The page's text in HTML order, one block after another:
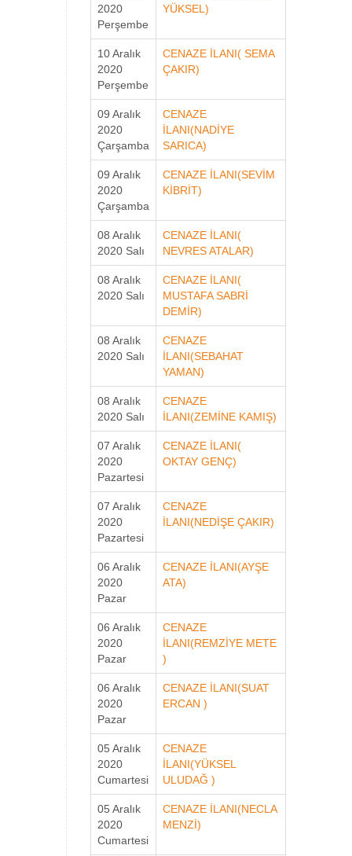
2020
Perşembe
YÜKSEL)
10 Aralık
2020
Perşembe
CENAZE İLANI( SEMA
ÇAKIR)
09 Aralık
2020
Çarşamba
CENAZE
İLANI(NADİYE
SARICA)
09 Aralık
2020
Çarşamba
CENAZE İLANI(SEVİM
KİBRİT)
08 Aralık
2020 Salı
CENAZE İLANI(
NEVRES ATALAR)
08 Aralık
2020 Salı
CENAZE İLANI(
MUSTAFA SABRİ
DEMİR)
08 Aralık
2020 Salı
CENAZE
İLANI(SEBAHAT
YAMAN)
08 Aralık
2020 Salı
CENAZE
İLANI(ZEMİNE KAMIŞ)
07 Aralık
2020
Pazartesi
CENAZE İLANI(
OKTAY GENÇ)
07 Aralık
2020
Pazartesi
CENAZE
İLANI(NEDİŞE ÇAKIR)
06 Aralık
2020
Pazar
CENAZE İLANI(AYŞE
ATA)
06 Aralık
2020
Pazar
CENAZE
İLANI(REMZİYE METE
)
06 Aralık
2020
Pazar
CENAZE İLANI(SUAT
ERCAN )
05 Aralık
2020
Cumartesi
CENAZE
İLANI(YÜKSEL
ULUDAĞ )
05 Aralık
2020
Cumartesi
CENAZE İLANI(NECLA
MENZİ)